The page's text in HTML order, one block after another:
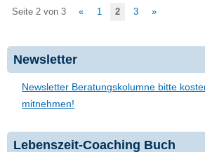
Seite 2 von 3 « 1 2 3 »
Newsletter
Newsletter Beratungskolumne bitte
mitnehmen!
Lebenszeit-Coaching Buch